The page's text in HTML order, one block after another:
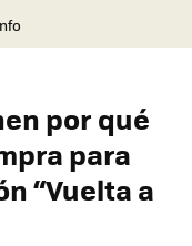
por qué
para
“Vuelta a